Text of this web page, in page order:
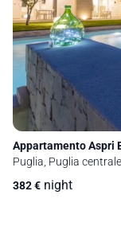
Appartamento Aspri
Puglia, Puglia
382€ night